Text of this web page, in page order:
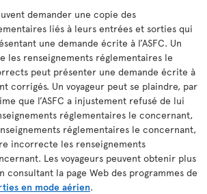
demander une copie des
liés à leurs entrées et sorties qui
une demande écrite à l’ASFC. Un
les renseignements réglementaires le
peut présenter une demande écrite à
corrigés. Un voyageur peut se plaindre, par
que l’ASFC a injustement refusé de lui
réglementaires le concernant,
réglementaires le concernant,
incorrecte les renseignements
Les voyageurs peuvent obtenir plus
consultant la page Web des programmes de
en mode aérien.